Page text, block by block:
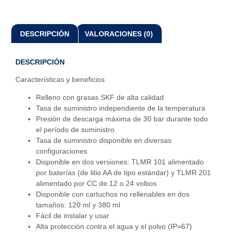
DESCRIPCIÓN VALORACIONES (0)
DESCRIPCIÓN
Características y beneficios
Relleno con grasas SKF de alta calidad
Tasa de suministro independiente de la temperatura
Presión de descarga máxima de 30 bar durante todo
el período de suministro
Tasa de suministro disponible en diversas
configuraciones
Disponible en dos versiones: TLMR 101 alimentado
por baterías (de litio AA de tipo estándar) y TLMR 201
alimentado por CC de 12 o 24 voltios
Disponible con cartuchos no rellenables en dos
tamaños: 120 ml y 380 ml
Fácil de instalar y usar
Alta protección contra el agua y el polvo (IP=67)